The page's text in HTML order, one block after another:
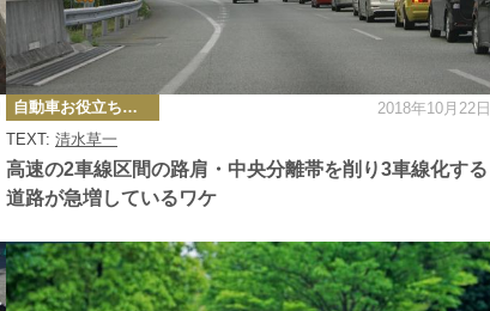
高速の2車線区間の路肩・中央分離帯を削り3車線化する
道路が急増しているワケ
TEXT: 清水草一
カ
テ
ゴ
リ
ー
自動車お役立ち情報 2018年10月22日